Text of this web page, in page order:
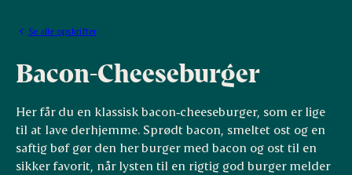
Se alle opskrifter
Bacon-Cheeseburger
Her får du en klassisk bacon‑cheeseburger, som er lige
til at lave derhjemme. Sprødt bacon, smeltet ost og en
saftig bøf gør den her burger med bacon og ost til en
sikker favorit, når lysten til en rigtig god burger melder